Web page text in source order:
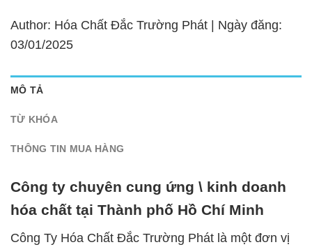
Author: Hóa Chất Đắc Trường Phát | Ngày đăng:
03/01/2025
MÔ TẢ
TỪ KHÓA
THÔNG TIN MUA HÀNG
Công ty chuyên cung ứng \ kinh doanh
hóa chất tại Thành phố Hồ Chí Minh
Công Ty Hóa Chất Đắc Trường Phát là một đơn vị